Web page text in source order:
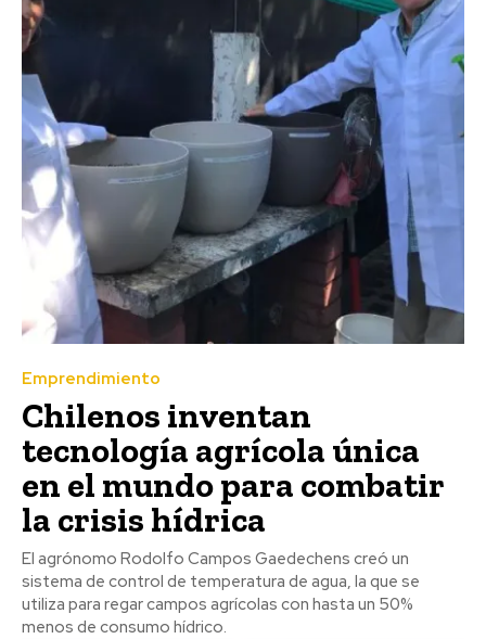
Emprendimiento
Chilenos inventan
tecnología agrícola única
en el mundo para combatir
la crisis hídrica
El agrónomo Rodolfo Campos Gaedechens creó un
sistema de control de temperatura de agua, la que se
utiliza para regar campos agrícolas con hasta un 50%
menos de consumo hídrico.